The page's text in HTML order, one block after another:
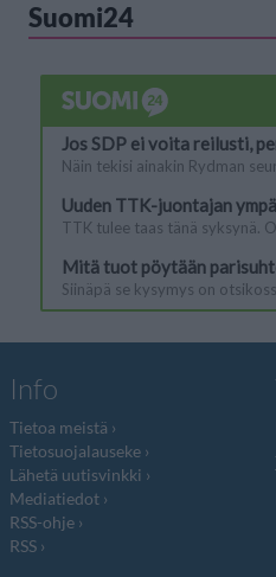
Suomi24
Info
Tietoa meistä
Tietosuojalauseke
Lähetä uutisvinkki
Mediatiedot
RSS-ohje
RSS